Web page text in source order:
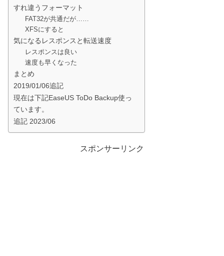
すれ違うフォーマット
FAT32が共通だが……
XFSにすると
気になるレスポンスと転送速度
レスポンスは良い
速度も早くなった
まとめ
2019/01/06追記
現在は下記EaseUS ToDo Backup使っ
ています。
追記 2023/06
スポンサーリンク